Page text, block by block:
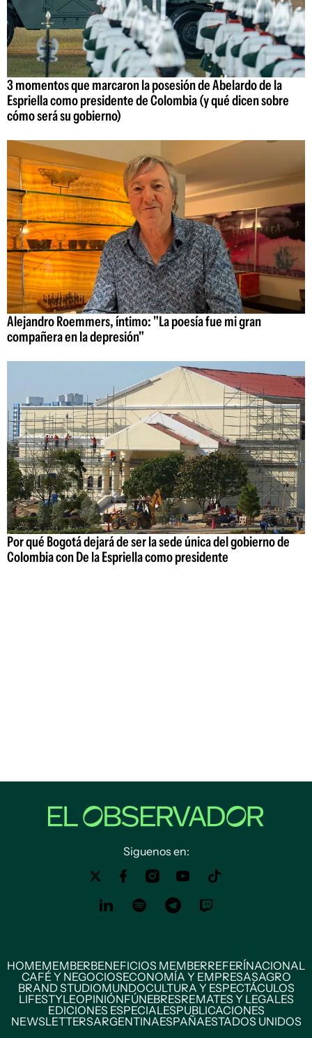
3 momentos que marcaron la posesión de Abelardo de la
Espriella como presidente de Colombia (y qué dicen sobre
cómo será su gobierno)
Alejandro Roemmers, íntimo: "La poesía fue mi gran
compañera en la depresión"
Por qué Bogotá dejará de ser la sede única del gobierno de
Colombia con De la Espriella como presidente
Siguenos en:
HOMEMEMBERBENEFICIOS MEMBERREFERÍNACIONAL
CAFÉ Y NEGOCIOSECONOMÍA Y EMPRESASAGRO
BRAND STUDIOMUNDOCULTURA Y ESPECTÁCULOS
LIFESTYLEOPINIÓNFÚNEBRESREMATES Y LEGALES
EDICIONES ESPECIALESPUBLICACIONES
NEWSLETTERSARGENTINAESPAÑAESTADOS UNIDOS